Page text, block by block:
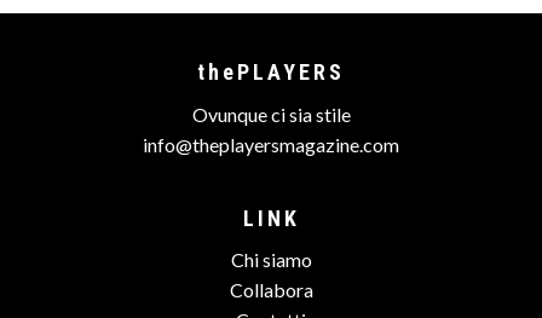
thePLAYERS
Ovunque ci sia stile
info@theplayersmagazine.com
LINK
Chi siamo
Collabora